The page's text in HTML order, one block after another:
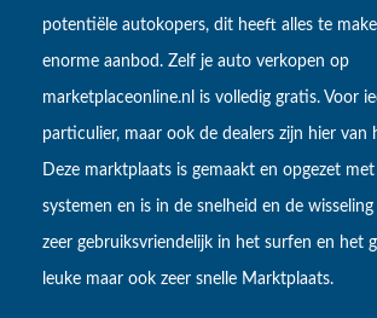
potentiële autokopers, dit heeft alles te
enorme aanbod. Zelf je auto verkopen op
marketplaceonline.nl is volledig gratis. Voor
particulier, maar ook de dealers zijn hier van
Deze marktplaats is gemaakt en opgezet
systemen en is in de snelheid en de
zeer gebruiksvriendelijk in het surfen en het
leuke maar ook zeer snelle Marktplaats.